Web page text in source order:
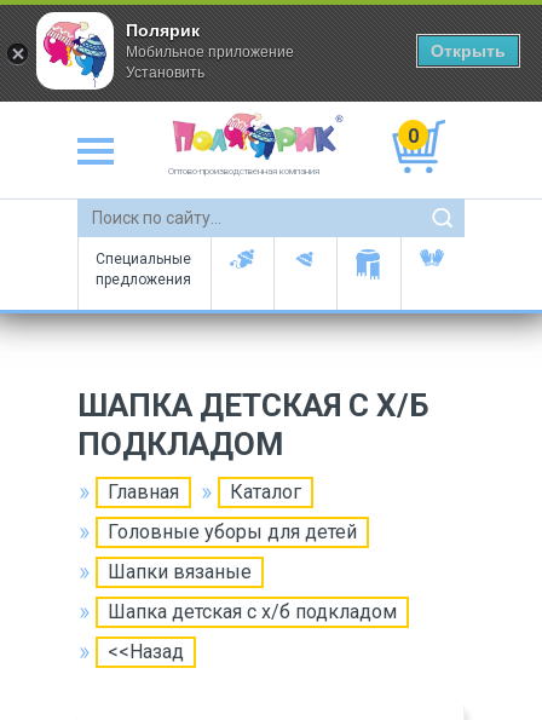
Оптово-производственная компания
0
Специальные
предложения
ШАПКА ДЕТСКАЯ С Х/Б
ПОДКЛАДОМ
Главная
Каталог
Головные уборы для детей
Шапки вязаные
Шапка детская с х/б подкладом
<<Назад
Полярик
Мобильное приложение
Установить
Открыть